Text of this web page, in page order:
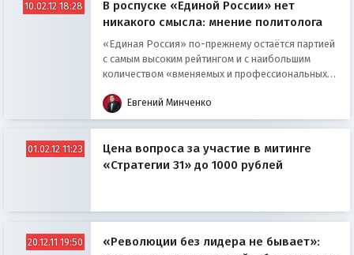
10.02.12 18:28
В роспуске «Единой России» нет
никакого смысла: мнение политолога
«Единая Россия» по-прежнему остаётся партией
с самым высоким рейтингом и с наибольшим
количеством «вменяемых и профессиональных
Международного института политической
экспертизы Евгений Минченко.
Евгений Минченко
01.02.12 11:23
Цена вопроса за участие в митинге
«Стратегии 31» до 1000 рублей
20.12.11 19:50
«Революции без лидера не бывает»: